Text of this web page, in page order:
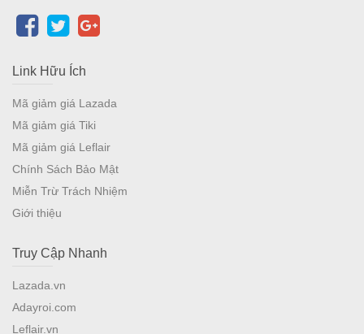
Link Hữu Ích
Mã giảm giá Lazada
Mã giảm giá Tiki
Mã giảm giá Leflair
Chính Sách Bảo Mật
Miễn Trừ Trách Nhiệm
Giới thiệu
Truy Cập Nhanh
Lazada.vn
Adayroi.com
Leflair.vn